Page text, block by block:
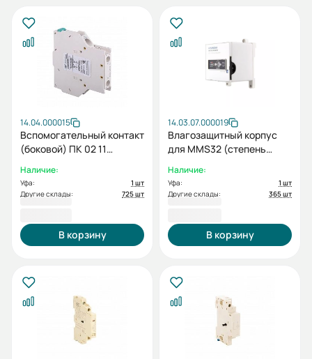
14.04.000015
Вспомогательный контакт
(боковой) ПК 02 11
Наличие:
Уфа:
1 шт
Другие склады:
725 шт
В корзину
14.03.07.000019
Влагозащитный корпус
для MMS32 (степень
Наличие:
Уфа:
1 шт
Другие склады:
365 шт
В корзину